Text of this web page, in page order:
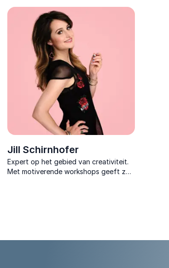
Jill Schirnhofer
Expert op het gebied van creativiteit.
Met motiverende workshops geeft ze